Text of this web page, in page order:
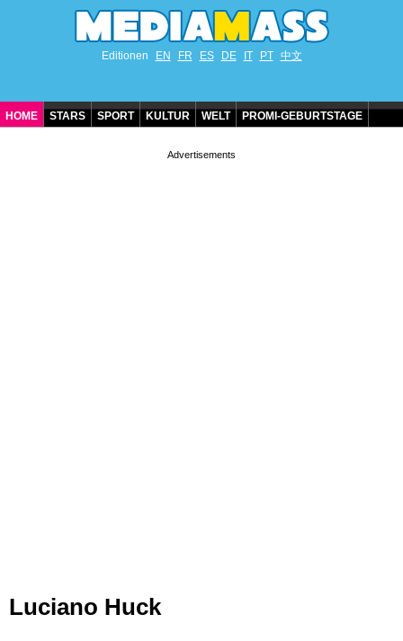
Editionen EN FR ES DE IT PT 中文
HOME STARS SPORT KULTUR WELT PROMI-GEBURTSTAGE
Luciano Huck